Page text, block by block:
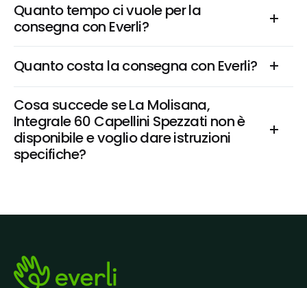
Quanto tempo ci vuole per la
consegna con Everli?
Quanto costa la consegna con Everli?
Cosa succede se La Molisana,
Integrale 60 Capellini Spezzati non è
disponibile e voglio dare istruzioni
specifiche?